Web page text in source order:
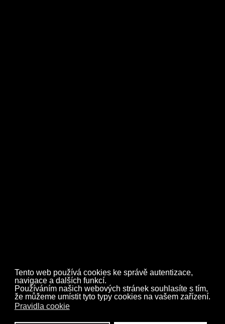
Tento web používá cookies ke správě autentizace,
navigace a dalších funkcí.
Používáním našich webových stránek souhlasíte s tím,
že můžeme umístit tyto typy cookies na vašem zařízení.
Pravidla cookie